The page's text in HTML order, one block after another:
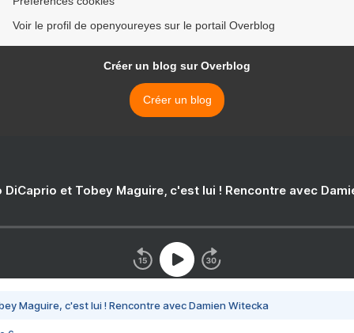
Voir le profil de openyoureyes sur le portail Overblog
Créer un blog sur Overblog
Créer un blog
DiCaprio et Tobey Maguire, c'est lui ! Rencontre avec
Maguire, c'est lui ! Rencontre avec Damien Witecka